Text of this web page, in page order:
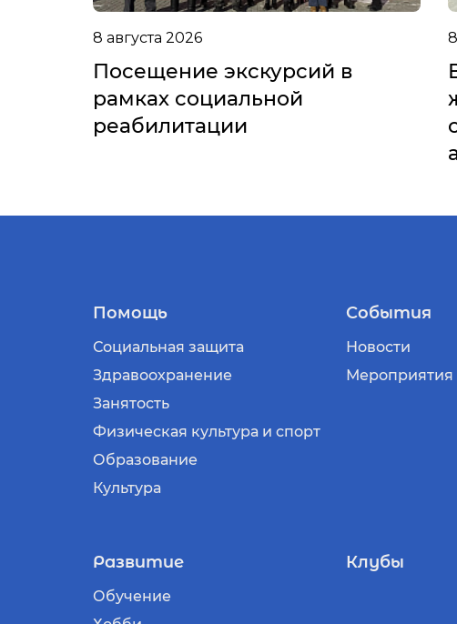
8 августа 2026
Посещение экскурсий в
рамках социальной
реабилитации
Помощь
Социальная защита
Здравоохранение
Занятость
Физическая культура и спорт
Образование
Культура
События
Новости
Мероприятия
Развитие
Обучение
Клубы